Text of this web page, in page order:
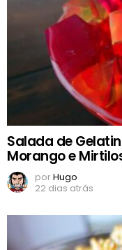
Salada de
Morango e
porHugo
22 dias atrás